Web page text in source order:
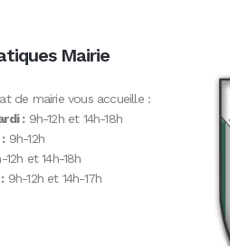
Mairie
de mairie vous accueille :
:9h-12h et 14h-18h
9h-12h
et 14h-18h
9h-12h et 14h-17h